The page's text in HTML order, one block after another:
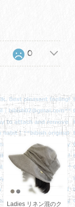
0
Ladies リネン混のク